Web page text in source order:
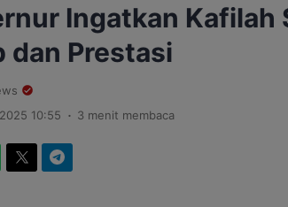
Ingatkan Kafilah
dan Prestasi
10:55 . 3 menit membaca